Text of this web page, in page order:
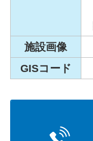
施設画像
GISコード